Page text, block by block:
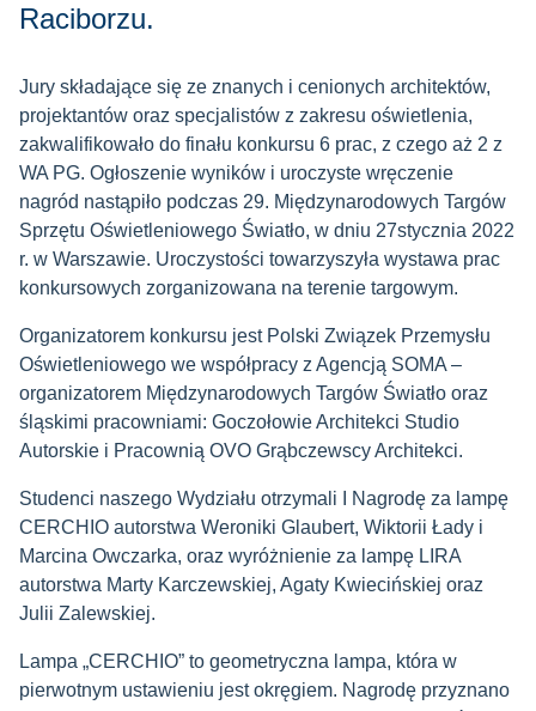
Raciborzu.
Jury składające się ze znanych i cenionych architektów,
projektantów oraz specjalistów z zakresu oświetlenia,
zakwalifikowało do finału konkursu 6 prac, z czego aż 2 z
WA PG. Ogłoszenie wyników i uroczyste wręczenie
nagród nastąpiło podczas 29. Międzynarodowych Targów
Sprzętu Oświetleniowego Światło, w dniu 27stycznia 2022
r. w Warszawie. Uroczystości towarzyszyła wystawa prac
konkursowych zorganizowana na terenie targowym.
Organizatorem konkursu jest Polski Związek Przemysłu
Oświetleniowego we współpracy z Agencją SOMA –
organizatorem Międzynarodowych Targów Światło oraz
śląskimi pracowniami: Goczołowie Architekci Studio
Autorskie i Pracownią OVO Grąbczewscy Architekci.
Studenci naszego Wydziału otrzymali I Nagrodę za lampę
CERCHIO autorstwa Weroniki Glaubert, Wiktorii Łady i
Marcina Owczarka, oraz wyróżnienie za lampę LIRA
autorstwa Marty Karczewskiej, Agaty Kwiecińskiej oraz
Julii Zalewskiej.
Lampa „CERCHIO” to geometryczna lampa, która w
pierwotnym ustawieniu jest okręgiem. Nagrodę przyznano